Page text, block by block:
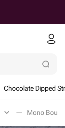
Chocolate Dipped
Mono